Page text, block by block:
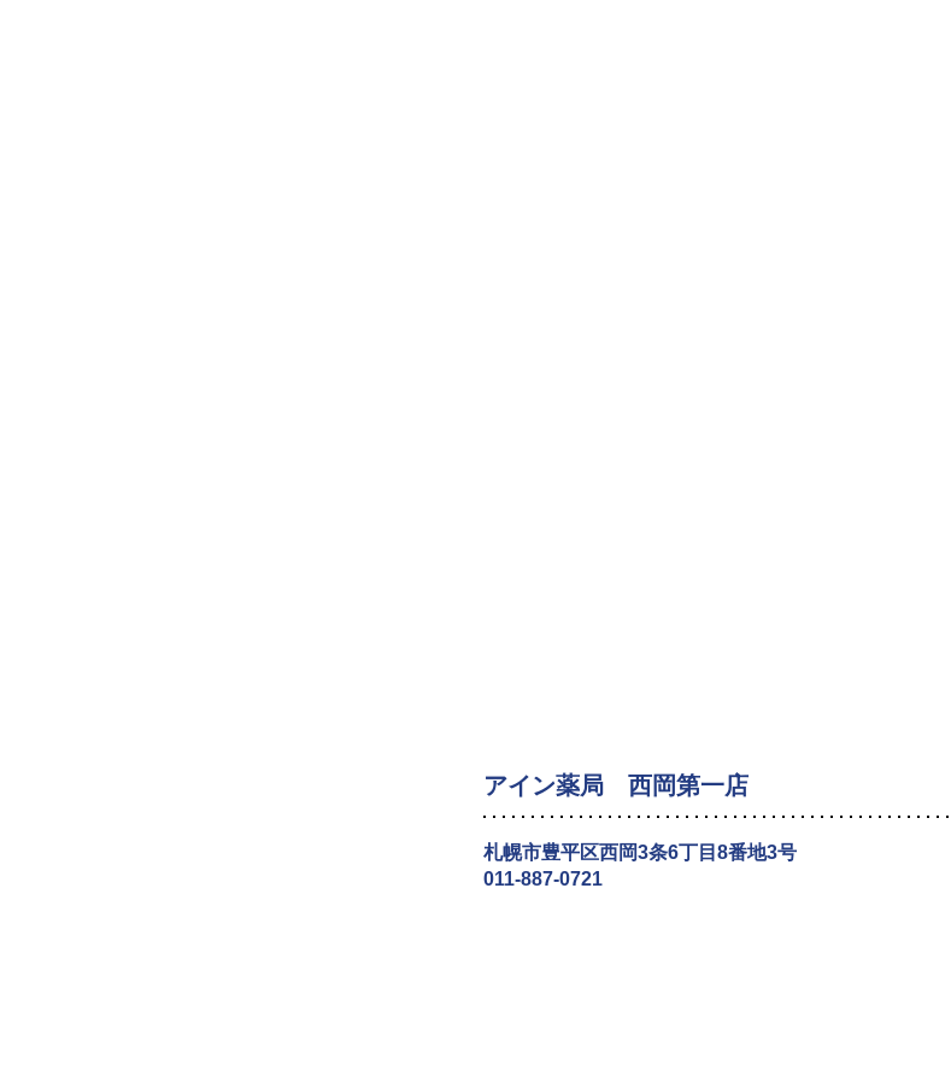
アイン薬局 西岡第一店
札幌市豊平区西岡3条6丁目8番地3号
011-887-0721